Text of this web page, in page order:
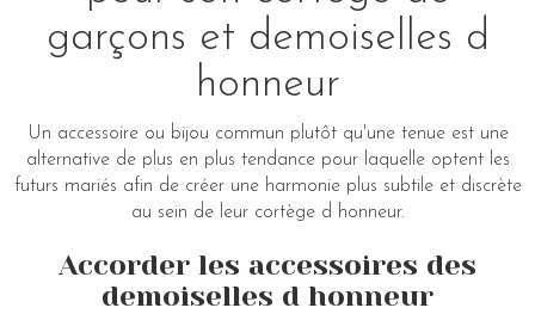
garçons et demoiselles d
honneur
Un accessoire ou bijou commun plutôt qu'une tenue est une
alternative de plus en plus tendance pour laquelle optent les
futurs mariés afin de créer une harmonie plus subtile et discrète
au sein de leur cortège d honneur.
Accorder les accessoires des
demoiselles d honneur